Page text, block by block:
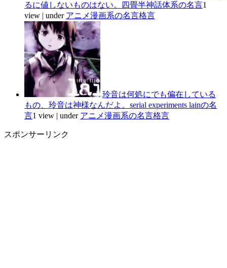
るに値しないものはない。四畳半神話体系の名言1
view | under アニメ漫画系の名言格言
玲音は何処にでも偏在している
もの、玲音は神様なんだよ。serial experiments lainの名
言1 view | under アニメ漫画系の名言格言
スポンサーリンク